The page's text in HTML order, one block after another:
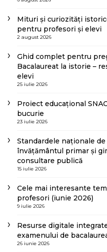
Mituri și curiozități
pentru profesori și elevi
2 august 2026
Ghid complet pentru
Bacalaureat la istorie –
elevi
25 iulie 2026
Proiect educațional
bucurie
23 iulie 2026
Standardele naționale
învățământul primar și
consultare publică
15 iulie 2026
Cele mai interesante
profesori (iunie 2026)
9 iulie 2026
Resurse digitale
examenului de
26 iunie 2026